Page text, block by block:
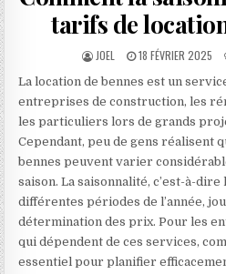
tarifs de
AUTHOR:
JOEL PUBLISHED DATE:
18 FÉVRIER 2025
La location de bennes est un
entreprises de construction, les
les particuliers lors de grands
Cependant, peu de gens réalisent
bennes peuvent varier
saison. La saisonnalité, c’est-à-
différentes périodes de l’année,
détermination des prix. Pour les
qui dépendent de ces services,
essentiel pour planifier